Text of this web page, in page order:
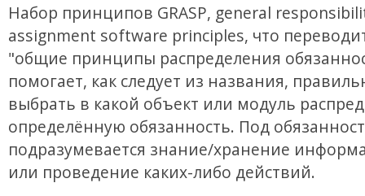
Набор принципов GRASP, general
assignment software principles, что
"общие принципы распределения
помогает, как следует из названия,
выбрать в какой объект или модуль
определённую обязанность. Под
подразумевается знание/хранение
или проведение каких-либо действий.